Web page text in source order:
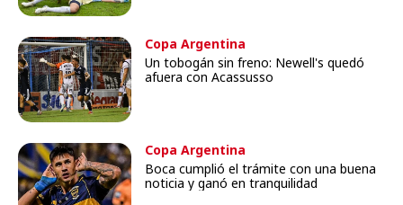
Copa Argentina
Un tobogán sin freno: Newell's quedó
afuera con Acassusso
Copa Argentina
Boca cumplió el trámite con una buena
noticia y ganó en tranquilidad